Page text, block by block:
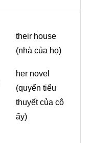
their house
(nhà của họ)
her novel
(quyển tiểu
thuyết của cô
ấy)